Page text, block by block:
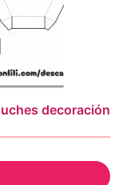
decoración